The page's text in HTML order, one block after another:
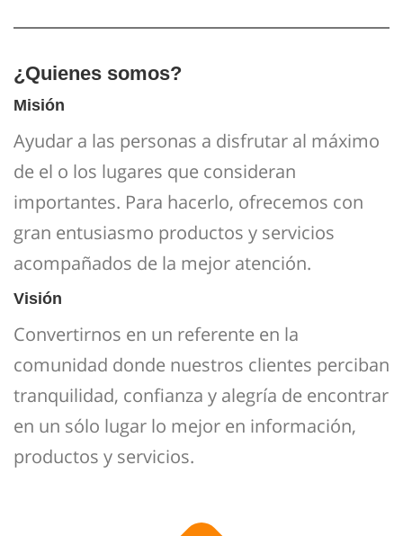
¿Quienes somos?
Misión
Ayudar a las personas a disfrutar al máximo
de el o los lugares que consideran
importantes. Para hacerlo, ofrecemos con
gran entusiasmo productos y servicios
acompañados de la mejor atención.
Visión
Convertirnos en un referente en la
comunidad donde nuestros clientes perciban
tranquilidad, confianza y alegría de encontrar
en un sólo lugar lo mejor en información,
productos y servicios.